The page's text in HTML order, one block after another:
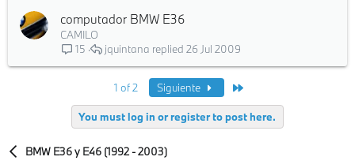
computador BMW E36
CAMILO
15
26 Jul 2009
jquintana
1 of 2 Siguiente
You must log in or register to post here.
BMW E36 y E46 (1992 - 2003)